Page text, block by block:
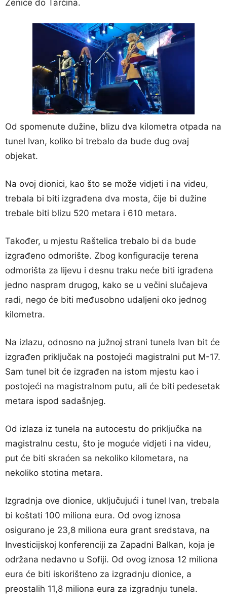
Zenice do Tarčina.
Od spomenute dužine, blizu dva kilometra otpada na
tunel Ivan, koliko bi trebalo da bude dug ovaj
objekat.
Na ovoj dionici, kao što se može vidjeti i na videu,
trebala bi biti izgrađena dva mosta, čije bi dužine
trebale biti blizu 520 metara i 610 metara.
Također, u mjestu Raštelica trebalo bi da bude
izgrađeno odmorište. Zbog konfiguracije terena
odmorišta za lijevu i desnu traku neće biti igrađena
jedno naspram drugog, kako se u večini slučajeva
radi, nego će biti međusobno udaljeni oko jednog
kilometra.
Na izlazu, odnosno na južnoj strani tunela Ivan bit će
izgrađen priključak na postojeći magistralni put M-17.
Sam tunel bit će izgrađen na istom mjestu kao i
postojeći na magistralnom putu, ali će biti pedesetak
metara ispod sadašnjeg.
Od izlaza iz tunela na autocestu do priključka na
magistralnu cestu, što je moguće vidjeti i na videu,
put će biti skraćen sa nekoliko kilometara, na
nekoliko stotina metara.
Izgradnja ove dionice, uključujući i tunel Ivan, trebala
bi koštati 100 miliona eura. Od ovog iznosa
osigurano je 23,8 miliona eura grant sredstava, na
Investicijskoj konferenciji za Zapadni Balkan, koja je
održana nedavno u Sofiji. Od ovog iznosa 12 miliona
eura će biti iskorišteno za izgradnju dionice, a
preostalih 11,8 miliona eura za izgradnju tunela.